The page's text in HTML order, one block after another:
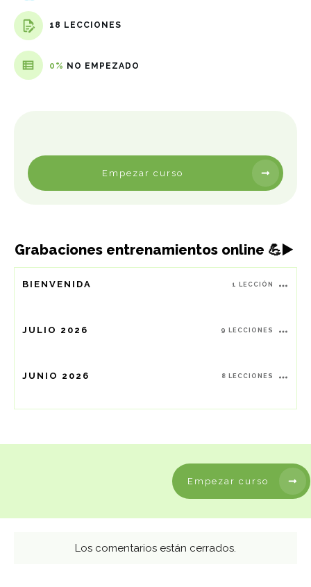
18 LECCIONES
0% NO EMPEZADO
Empezar curso
Grabaciones entrenamientos online 💪▶️
BIENVENIDA 1 LECCIÓN
JULIO 2026 9 LECCIONES
JUNIO 2026 8 LECCIONES
Empezar curso
Los comentarios están cerrados.